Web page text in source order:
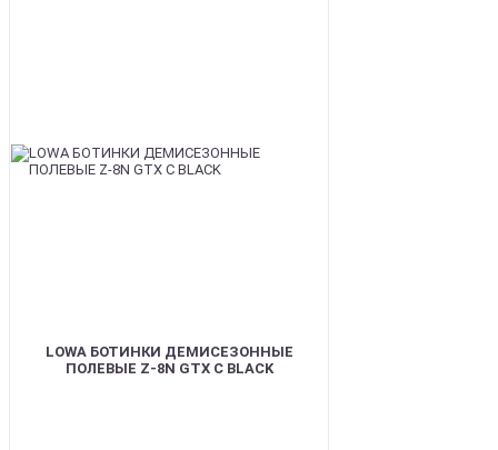
LOWA БОТИНКИ ДЕМИСЕЗОННЫЕ
ПОЛЕВЫЕ Z-8N GTX C BLACK